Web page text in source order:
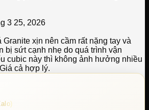
3 25, 2026
xịn nên cầm rất nặng tay và
bị sứt cạnh nhẹ do quá trình vận
cubic này thì không ảnh hưởng nhiều
cả hợp lý.